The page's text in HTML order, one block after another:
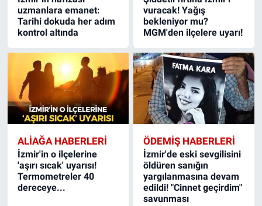
uzmanlara emanet:
Tarihi dokuda her adım
kontrol altında
vuracak! Yağış
bekleniyor mu?
MGM'den ilçelere uyarı!
ALIAĞA HABERLERI
İzmir'in o ilçelerine
'aşırı sıcak' uyarısı!
Termometreler 40
dereceye...
ÖDEMIŞ HABERLERI
İzmir'de eski sevgilisini
öldüren sanığın
yargılanmasına devam
edildi! "Cinnet geçirdim"
savunması